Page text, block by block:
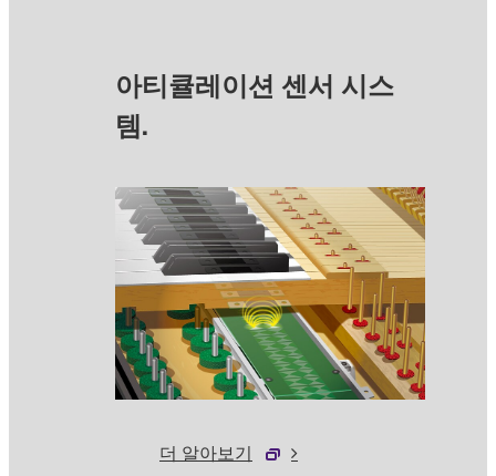
아티큘레이션 센서 시스
템.
더 알아보기